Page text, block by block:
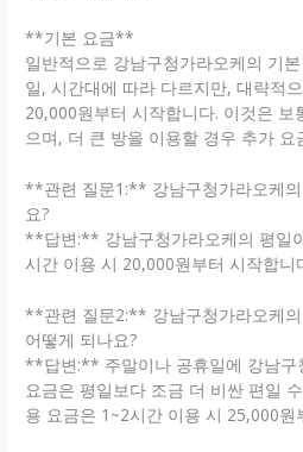
**기본 요금**
일반적으로 강남구청가라오케의 기
일, 시간대에 따라 다르지만, 대략적
20,000원부터 시작합니다. 이것은 보
으며, 더 큰 방을 이용할 경우 추가 요
**관련 질문1:** 강남구청가라오케
요?
**답변:** 강남구청가라오케의 평일
시간 이용 시 20,000원부터 시작합니
**관련 질문2:** 강남구청가라오케
어떻게 되나요?
**답변:** 주말이나 공휴일에 강남구
요금은 평일보다 조금 더 비싼 편일
용 요금은 1~2시간 이용 시 25,000원